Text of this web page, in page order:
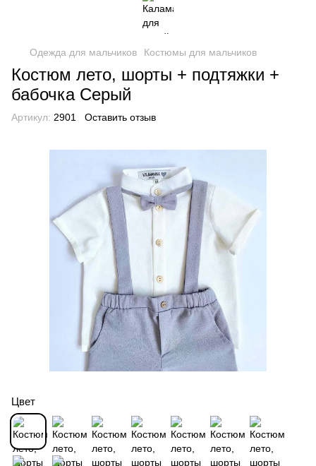
Одежда для мальчиков Костюмы для мальчиков
Костюм лето, шорты + подтяжки +
бабочка Серый
Артикул: 2901 Оставить отзыв
Цвет